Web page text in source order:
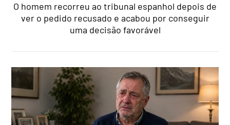
O homem recorreu ao tribunal espanhol depois de
ver o pedido recusado e acabou por conseguir
uma decisão favorável